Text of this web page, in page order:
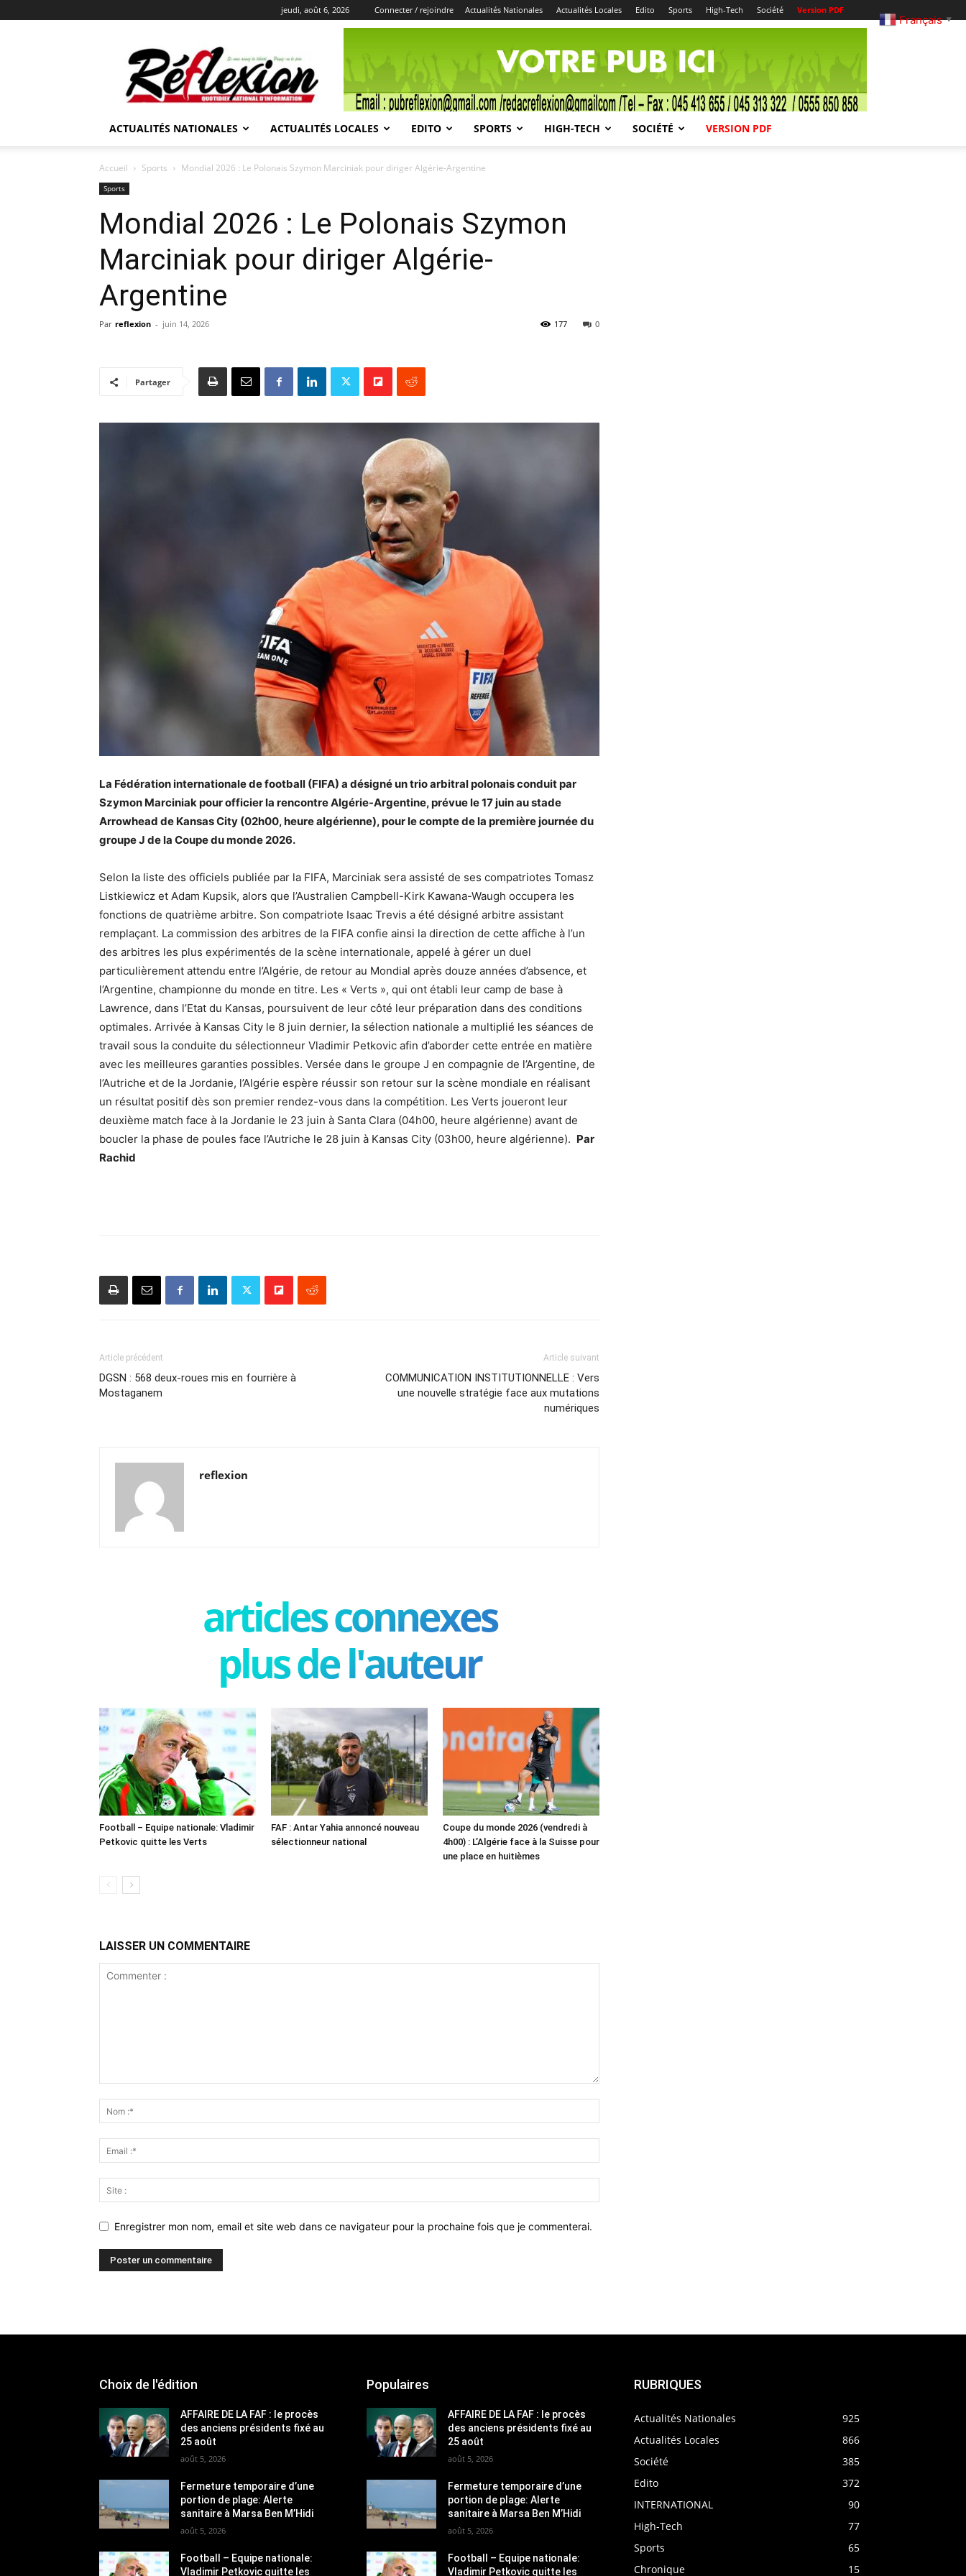
jeudi, août 6, 2026 Connecter / rejoindre Actualités Nationales Actualités Locales Edito Sports High-Tech Société Version PDF
REFLEXION
ACTUALITÉS NATIONALES ACTUALITÉS LOCALES EDITO SPORTS HIGH-TECH SOCIÉTÉ VERSION PDF
Accueil Sports Mondial 2026 : Le Polonais Szymon Marciniak pour diriger Algérie-Argentine
Sports
Mondial 2026 : Le Polonais Szymon
Marciniak pour diriger Algérie-
Argentine
Par reflexion - juin 14, 2026 0
177
Partager
La Fédération internationale de football (FIFA) a désigné un trio arbitral polonais conduit par
Szymon Marciniak pour officier la rencontre Algérie-Argentine, prévue le 17 juin au stade
Arrowhead de Kansas City (02h00, heure algérienne), pour le compte de la première journée du
groupe J de la Coupe du monde 2026.
Selon la liste des officiels publiée par la FIFA, Marciniak sera assisté de ses compatriotes Tomasz
Listkiewicz et Adam Kupsik, alors que l’Australien Campbell-Kirk Kawana-Waugh occupera les
fonctions de quatrième arbitre. Son compatriote Isaac Trevis a été désigné arbitre assistant
remplaçant. La commission des arbitres de la FIFA confie ainsi la direction de cette affiche à l’un
des arbitres les plus expérimentés de la scène internationale, appelé à gérer un duel
particulièrement attendu entre l’Algérie, de retour au Mondial après douze années d’absence, et
l’Argentine, championne du monde en titre. Les « Verts », qui ont établi leur camp de base à
Lawrence, dans l’Etat du Kansas, poursuivent de leur côté leur préparation dans des conditions
optimales. Arrivée à Kansas City le 8 juin dernier, la sélection nationale a multiplié les séances de
travail sous la conduite du sélectionneur Vladimir Petkovic afin d’aborder cette entrée en matière
avec les meilleures garanties possibles. Versée dans le groupe J en compagnie de l’Argentine, de
l’Autriche et de la Jordanie, l’Algérie espère réussir son retour sur la scène mondiale en réalisant
un résultat positif dès son premier rendez-vous dans la compétition. Les Verts joueront leur
deuxième match face à la Jordanie le 23 juin à Santa Clara (04h00, heure algérienne) avant de
boucler la phase de poules face l’Autriche le 28 juin à Kansas City (03h00, heure algérienne). Par
Rachid
Article précédent
DGSN : 568 deux-roues mis en fourrière à
Mostaganem
Article suivant
COMMUNICATION INSTITUTIONNELLE : Vers
une nouvelle stratégie face aux mutations
numériques
reflexion
articles connexes
plus de l'auteur
Football – Equipe nationale: Vladimir
Petkovic quitte les Verts
FAF : Antar Yahia annoncé nouveau
sélectionneur national
Coupe du monde 2026 (vendredi à
4h00) : L’Algérie face à la Suisse pour
une place en huitièmes
LAISSER UN COMMENTAIRE
Enregistrer mon nom, email et site web dans ce navigateur pour la prochaine fois que je commenterai.
Choix de l'édition
AFFAIRE DE LA FAF : le procès
des anciens présidents fixé au
25 août
août 5, 2026
Fermeture temporaire d’une
portion de plage: Alerte
sanitaire à Marsa Ben M’Hidi
août 5, 2026
Football – Equipe nationale:
Vladimir Petkovic quitte les
Populaires
AFFAIRE DE LA FAF : le procès
des anciens présidents fixé au
25 août
août 5, 2026
Fermeture temporaire d’une
portion de plage: Alerte
sanitaire à Marsa Ben M’Hidi
août 5, 2026
Football – Equipe nationale:
Vladimir Petkovic quitte les
RUBRIQUES
Actualités Nationales
925
Actualités Locales
866
Société
385
Edito
372
INTERNATIONAL
90
High-Tech
77
Sports
65
Chronique
15
Français ▼